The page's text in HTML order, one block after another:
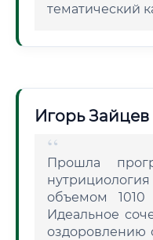
тематический
Игорь Зайцев
Прошла
объемом
Идеальное
оздоровлению